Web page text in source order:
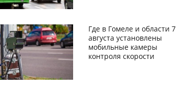
Где в Гомеле и области 7
августа установлены
мобильные камеры
контроля скорости